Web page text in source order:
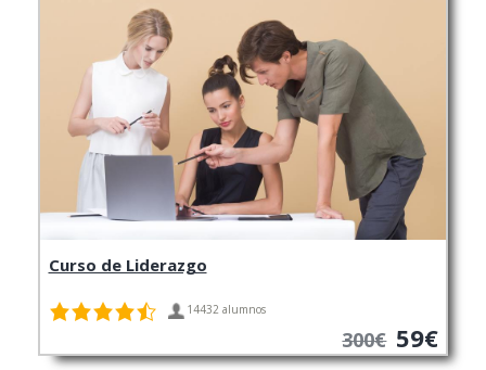
Curso de Liderazgo
14432 alumnos
300€ 59€